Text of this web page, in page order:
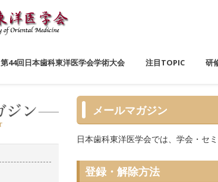
第44回日本歯科東洋医学会学術大会 注目TOPIC 研
メールマガジン
日本歯科東洋医学会では、学会・セ
登録・解除方法